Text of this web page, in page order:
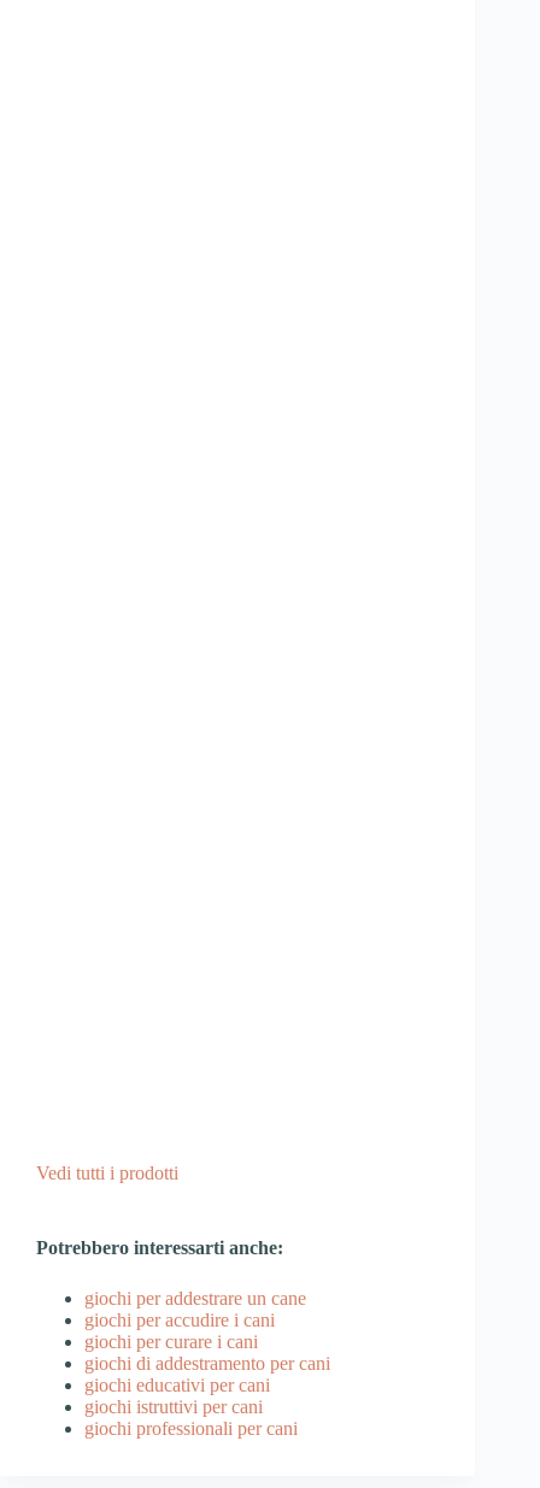
Vedi tutti i prodotti
Potrebbero interessarti anche:
giochi per addestrare un cane
giochi per accudire i cani
giochi per curare i cani
giochi di addestramento per cani
giochi educativi per cani
giochi istruttivi per cani
giochi professionali per cani